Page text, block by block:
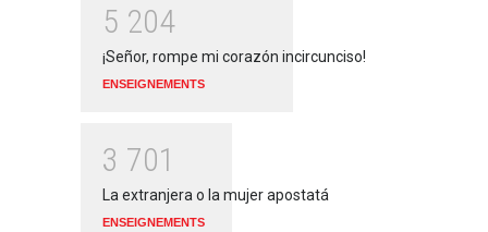
5 204
¡Señor, rompe mi corazón incircunciso!
ENSEIGNEMENTS
3 701
La extranjera o la mujer apostatá
ENSEIGNEMENTS